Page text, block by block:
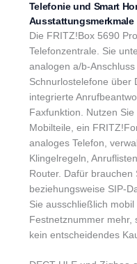
Telefonie und Smart
Ausstattungsmerkmale
Die FRITZ!Box 5690
Telefonzentrale. Sie
analogen a/b-
Schnurlostelefone über
integrierte
Faxfunktion. Nutzen
Mobilteile, ein
analoges Telefon,
Klingelregeln,
Router. Dafür brauchen
beziehungsweise SIP-
Sie ausschließlich
Festnetznummer mehr,
kein entscheidendes